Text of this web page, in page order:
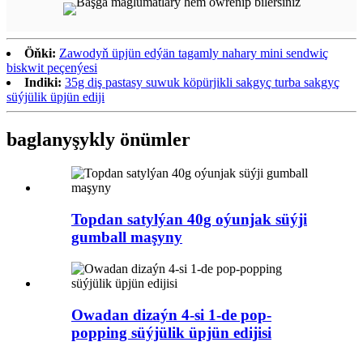
Öňki: Zawodyň üpjün edýän tagamly nahary mini sendwiç
biskwit peçenýesi
Indiki: 35g diş pastasy suwuk köpürjikli sakgyç turba sakgyç
süýjülik üpjün ediji
baglanyşykly önümler
Topdan satylýan 40g oýunjak süýji
gumball maşyny
Owadan dizaýn 4-si 1-de pop-
popping süýjülik üpjün edijisi